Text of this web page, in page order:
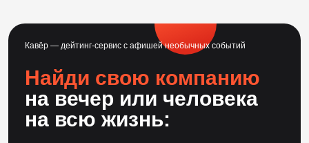
Кавёр — дейтинг-сервис с афишей необычных событий
Найди свою компанию
на вечер или человека
на всю жизнь: